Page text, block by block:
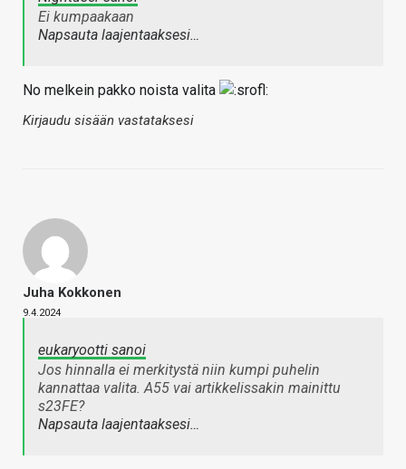
Ei kumpaakaan
Napsauta laajentaaksesi…
No melkein pakko noista valita
Kirjaudu sisään vastataksesi
Juha Kokkonen
9.4.2024
eukaryootti sanoi
Jos hinnalla ei merkitystä niin kumpi puhelin
kannattaa valita. A55 vai artikkelissakin mainittu
s23FE?
Napsauta laajentaaksesi…